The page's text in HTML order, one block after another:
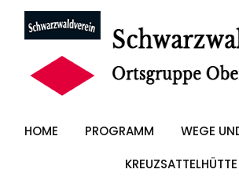
HOME PROGRAMM
WEGE
KREUZSATTELHÜTTE
19.07.2026 –
Wanderung